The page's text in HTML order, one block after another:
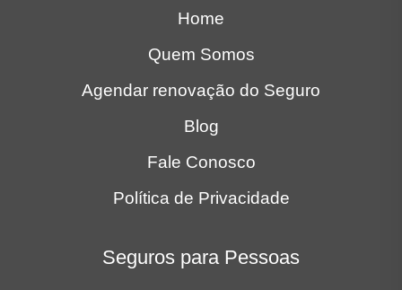
Home
Quem Somos
Agendar renovação do Seguro
Blog
Fale Conosco
Política de Privacidade
Seguros para Pessoas